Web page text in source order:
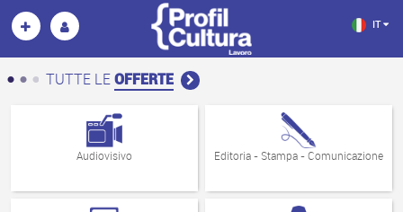
IT
TUTTE LEOFFERTE
Audiovisivo Editoria - Stampa - Comunicazione